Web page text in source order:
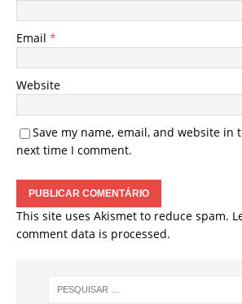
Email *
Website
Save my name, email, and website
next time I comment.
This site uses Akismet to reduce spam.
comment data is processed.